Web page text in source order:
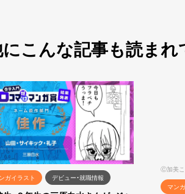
こんな記事も読ま
ガイラスト デビュー・就職情報
Ⓒ加美
マン